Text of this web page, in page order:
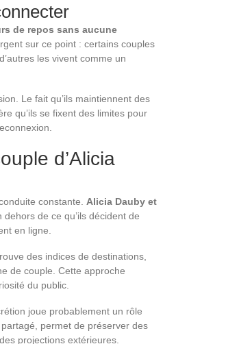
de repos sans aucune
sur ce point : certains couples
les vivent comme un
Le fait qu’ils maintiennent des
qu’ils se fixent des limites pour
d’Alicia
constante. Alicia Dauby et
dehors de ce qu’ils décident de
en ligne.
des indices de destinations,
de couple. Cette approche
du public.
joue probablement un rôle
permet de préserver des
projections extérieures.